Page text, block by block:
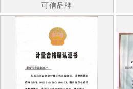
可信品牌